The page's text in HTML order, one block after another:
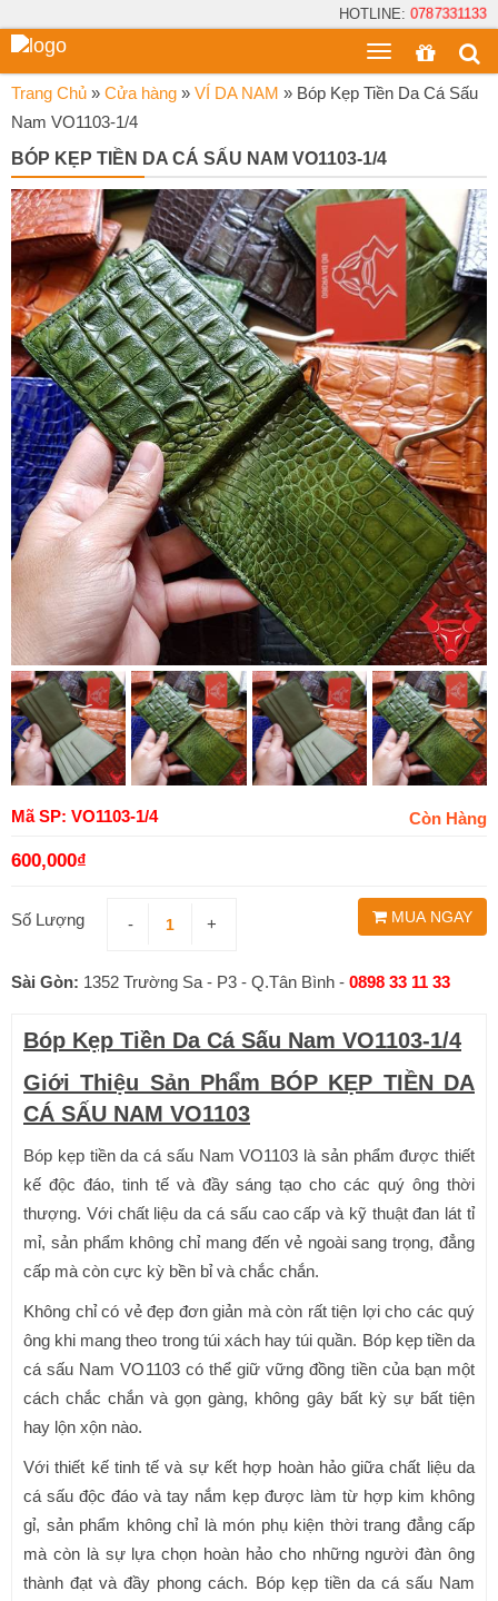
HOTLINE: 0787331133
Toggle
menu
Trang Chủ » Cửa hàng » VÍ DA NAM » Bóp Kẹp Tiền Da Cá Sấu
Nam VO1103-1/4
BÓP KẸP TIỀN DA CÁ SẤU NAM VO1103-1/4
Mã SP: VO1103-1/4 Còn Hàng
600,000₫
Số Lượng - + MUA NGAY
Sài Gòn: 1352 Trường Sa - P3 - Q.Tân Bình - 0898 33 11 33
Bóp Kẹp Tiền Da Cá Sấu Nam VO1103-1/4
Giới Thiệu Sản Phẩm BÓP KẸP TIỀN DA
CÁ SẤU NAM VO1103
Bóp kẹp tiền da cá sấu Nam VO1103 là sản phẩm được thiết
kế độc đáo, tinh tế và đầy sáng tạo cho các quý ông thời
thượng. Với chất liệu da cá sấu cao cấp và kỹ thuật đan lát tỉ
mỉ, sản phẩm không chỉ mang đến vẻ ngoài sang trọng, đẳng
cấp mà còn cực kỳ bền bỉ và chắc chắn.
Không chỉ có vẻ đẹp đơn giản mà còn rất tiện lợi cho các quý
ông khi mang theo trong túi xách hay túi quần. Bóp kẹp tiền da
cá sấu Nam VO1103 có thể giữ vững đồng tiền của bạn một
cách chắc chắn và gọn gàng, không gây bất kỳ sự bất tiện
hay lộn xộn nào.
Với thiết kế tinh tế và sự kết hợp hoàn hảo giữa chất liệu da
cá sấu độc đáo và tay nắm kẹp được làm từ hợp kim không
gỉ, sản phẩm không chỉ là món phụ kiện thời trang đẳng cấp
mà còn là sự lựa chọn hoàn hảo cho những người đàn ông
thành đạt và đầy phong cách. Bóp kẹp tiền da cá sấu Nam